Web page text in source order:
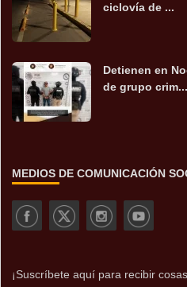
ciclovía de ...
Detienen en
de grupo crim...
MEDIOS DE COMUNICACIÓN
¡Suscríbete aquí para recibir